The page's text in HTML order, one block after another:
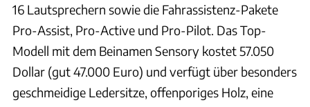
16 Lautsprechern sowie die Fahrassistenz-Pakete
Pro-Assist, Pro-Active und Pro-Pilot. Das Top-
Modell mit dem Beinamen Sensory kostet 57.050
Dollar (gut 47.000 Euro) und verfügt über besonders
geschmeidige Ledersitze, offenporiges Holz, eine